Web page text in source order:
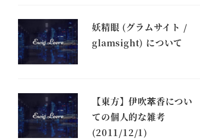
妖精眼 (グラムサイト /
glamsight) について
【東方】伊吹萃香につい
ての個人的な雑考
(2011/12/1)